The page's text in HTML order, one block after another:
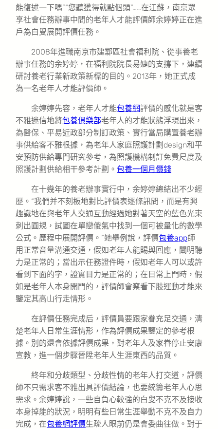
能復述一下嗎”“您聽獲得就點個頭”……在江蘇，南京眾
享社會任務辦事中間的老年人才能評價師余婷婷正在進
戶為白叟展開評價任務。
2008年進職南京市建鄴區社會福利院、從事養老
辦事任務的余婷婷，在福利院院長易婕的支撐下，連續
研討養老行業新政策新標的目的。2013年，她正式成
為一名老年人才能評價師。
余婷婷先容，老年人才能包養網評價的感化就是客
不雅迷信地將包養俱樂部老年人的才能狀態浮現出來，
為醫保、平易近政部分制訂政策、實行當局購置養老辦
事供給客不雅根據，為老年人家庭照護計劃design和平
安預防供給專門研究參考，為照護機構制訂免費尺度及
照護計劃供給相干參考計劃。 包養一個月價錢
在十幾年的養老辦事實行中，余婷婷總結出不少經
歷。“我們并不刻板地對比評價表逐條訊問，而是有興
趣識地在與老年人交通互動經過她對著天空的藍色光束
刺出圓規，試圖在單戀傻氣中找到一個可被量化的數學
公式。歷程中展開評價。”她舉例說，評價包養app師
用正常音量溝通交通，假如老年人能賜與回應，闡明聽
力是正常的；當出示任務證件時，假如老年人可以或許
看到下面的字，證實目力是正常的；在日常上門時，假
如是老年人本身開門的，評價師會察看下肢運動才能來
鑒定其高山行走情形。
在評價任務完成后，評價員要跟家眷充足交通，清
楚老年人日常生涯情形，作為評價成果鑒定的參考根
據。別的還會依據評價成果，對老年人及家眷停止安康
宣教，進一個步驟晉陞老年人生涯東西的品質。
終年和分歧類型、分歧性情的老年人打交道，評價
師不只需求客不雅出具評價結論，也要統籌老年人心思
需求。余婷婷說，一些自負心較強的白叟不克不及接收
本身掉能的狀況，明明有些日常生涯舉動不克不及自力
完成，在包養網評價生疏人眼前仍是會委曲往做。對于